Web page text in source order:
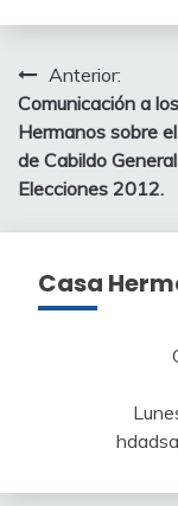
Navegación
de
entradas
Anterior:
Comunicación a los
Hermanos sobre
de Cabildo
Elecciones 2012.
Casa